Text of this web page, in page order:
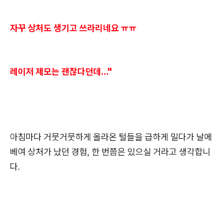
자꾸 상처도 생기고 쓰라리네요 ㅠㅠ
레이저 제모는 괜찮다던데…"
아침마다 거뭇거뭇하게 올라온 털들을 급하게 밀다가 날에
베여 상처가 났던 경험, 한 번쯤은 있으실 거라고 생각합니
다.